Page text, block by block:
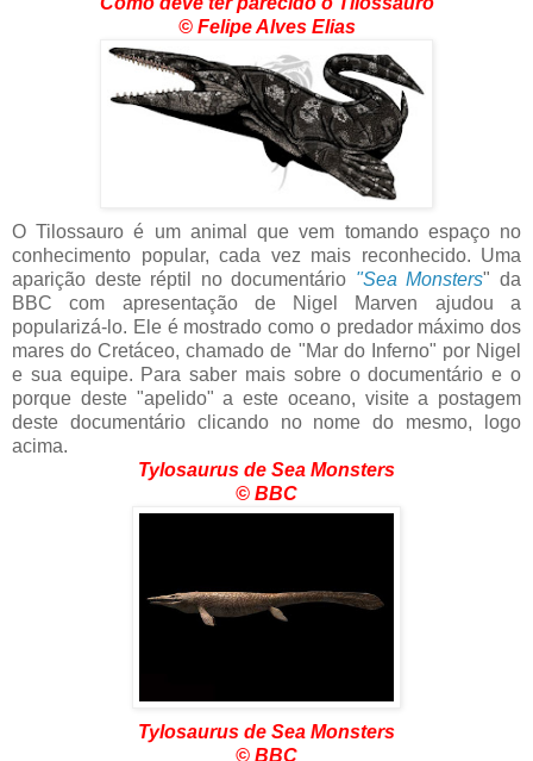
© Felipe Alves Elias
O Tilossauro é um animal que vem tomando espaço no
conhecimento popular, cada vez mais reconhecido. Uma
aparição deste réptil no documentário "Sea Monsters" da
BBC com apresentação de Nigel Marven ajudou a
popularizá-lo. Ele é mostrado como o predador máximo dos
mares do Cretáceo, chamado de "Mar do Inferno" por Nigel
e sua equipe. Para saber mais sobre o documentário e o
porque deste "apelido" a este oceano, visite a postagem
deste documentário clicando no nome do mesmo, logo
acima.
Tylosaurus de Sea Monsters
© BBC
Tylosaurus de Sea Monsters
© BBC